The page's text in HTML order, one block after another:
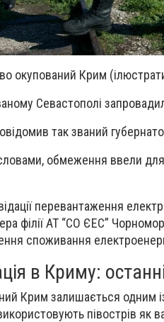
окупований Крим
Севастополі
так званий
обмеження ввели
перевантаження
філії АТ “СО ЄЕС”
споживання
в Криму:
Крим залишається одним
півострів як